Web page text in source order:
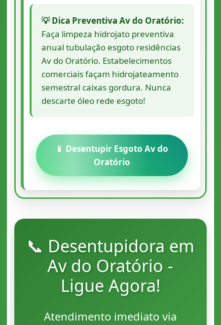
💡 Dica Preventiva Av do Oratório:
Faça limpeza hidrojato preventiva
anual tubulação esgoto residências
Av do Oratório. Estabelecimentos
comerciais façam hidrojateamento
semestral caixas gordura. Nunca
descarte óleo rede esgoto!
📱 Desentupir Esgoto Av do
Oratório
📞 Desentupidora em
Av do Oratório -
Ligue Agora!
Atendimento imediato via